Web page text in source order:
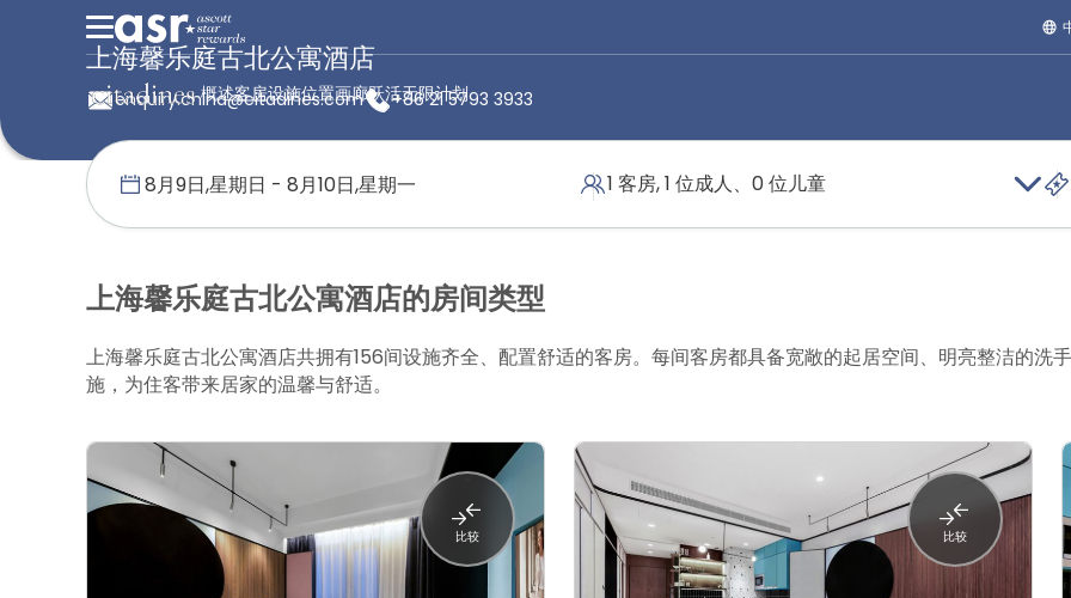
概述客房设施位置画廊跃活无限计划
1 客房, 1 位成人、0 位儿童
上海馨乐庭古北公寓酒店
enquiry.china@citadines.com +86 21 5793 3933
首页 馨乐庭服务公寓 中国 上海馨乐庭古北公寓酒店
上海馨乐庭古北公寓酒店的房间类型
上海馨乐庭古北公寓酒店共拥有156间设施齐全、配置舒适的客房。每间客房都具备宽敞的起居空间、明亮整洁的洗
施，为住客带来居家的温馨与舒适。
比较 比较